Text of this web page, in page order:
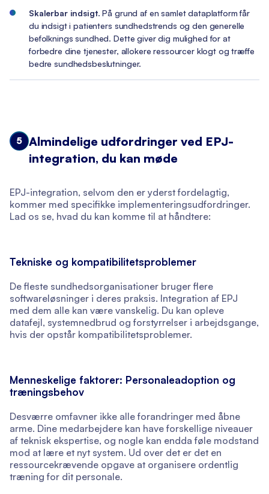
Skalerbar indsigt. På grund af en samlet dataplatform får
du indsigt i patienters sundhedstrends og den generelle
befolknings sundhed. Dette giver dig mulighed for at
forbedre dine tjenester, allokere ressourcer klogt og træffe
bedre sundhedsbeslutninger.
5 Almindelige udfordringer ved EPJ-
integration, du kan møde
EPJ-integration, selvom den er yderst fordelagtig,
kommer med specifikke implementeringsudfordringer.
Lad os se, hvad du kan komme til at håndtere:
Tekniske og kompatibilitetsproblemer
De fleste sundhedsorganisationer bruger flere
softwareløsninger i deres praksis. Integration af EPJ
med dem alle kan være vanskelig. Du kan opleve
datafejl, systemnedbrud og forstyrrelser i arbejdsgange,
hvis der opstår kompatibilitetsproblemer.
Menneskelige faktorer: Personaleadoption og
træningsbehov
Desværre omfavner ikke alle forandringer med åbne
arme. Dine medarbejdere kan have forskellige niveauer
af teknisk ekspertise, og nogle kan endda føle modstand
mod at lære et nyt system. Ud over det er det en
ressourcekrævende opgave at organisere ordentlig
træning for dit personale.